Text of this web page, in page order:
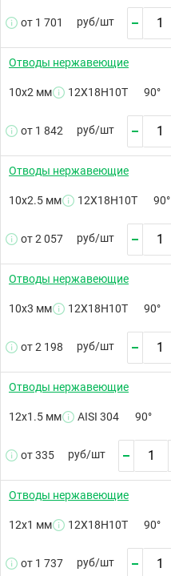
от 1 701 руб/шт
Отводы нержавеющие
10х2 мм 12Х18Н10Т 90°
от 1 842 руб/шт
Отводы нержавеющие
10х2.5 мм 12Х18Н10Т 90°
от 2 057 руб/шт
Отводы нержавеющие
10х3 мм 12Х18Н10Т 90°
от 2 198 руб/шт
Отводы нержавеющие
12х1.5 мм AISI 304 90°
от 335 руб/шт
Отводы нержавеющие
12х1 мм 12Х18Н10Т 90°
от 1 737 руб/шт